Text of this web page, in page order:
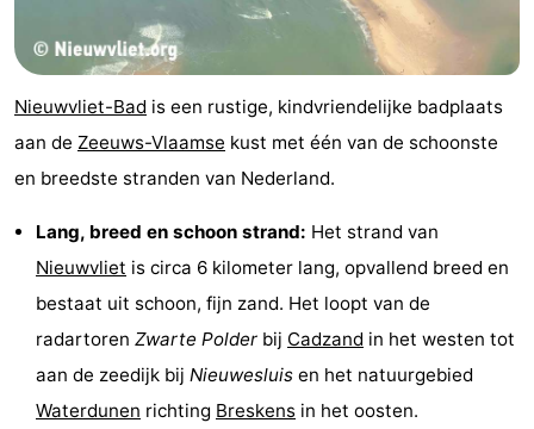
Cadzand-
Nieuwvliet-
Schoneveld
Strand
Resort
Nieuwvliet-
Bad
Waterdunen
-
Zeebad
-
Zonneweelde
Zwinhoeve
Last
minutes
Strand
Nieuwvliet-Bad is een rustige, kindvriendelijke badplaats
aan de Zeeuws-Vlaamse kust met één van de schoonste
en breedste stranden van Nederland.
Lang, breed en schoon strand: Het strand van
Nieuwvliet is circa 6 kilometer lang, opvallend breed en
bestaat uit schoon, fijn zand. Het loopt van de
radartoren Zwarte Polder bij Cadzand in het westen tot
aan de zeedijk bij Nieuwesluis en het natuurgebied
Waterdunen richting Breskens in het oosten.